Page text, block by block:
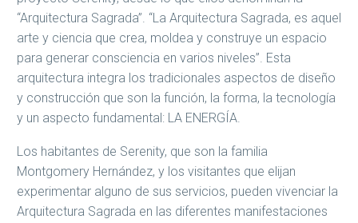
“Arquitectura Sagrada”. “La Arquitectura Sagrada, es aquel
arte y ciencia que crea, moldea y construye un espacio
para generar consciencia en varios niveles”. Esta
arquitectura integra los tradicionales aspectos de diseño
y construcción que son la función, la forma, la tecnología
y un aspecto fundamental: LA ENERGÍA.
Los habitantes de Serenity, que son la familia
Montgomery Hernández, y los visitantes que elijan
experimentar alguno de sus servicios, pueden vivenciar la
Arquitectura Sagrada en las diferentes manifestaciones